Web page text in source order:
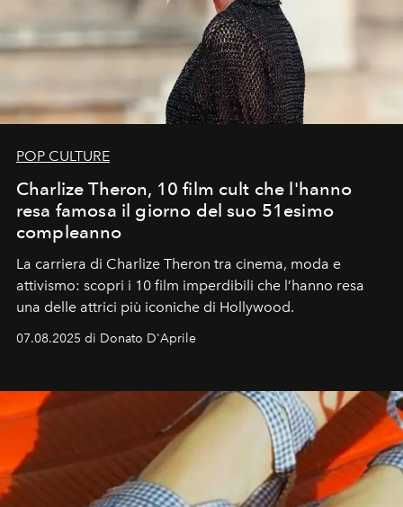
POP CULTURE
Charlize Theron, 10 film cult che l'hanno
resa famosa il giorno del suo 51esimo
compleanno
La carriera di Charlize Theron tra cinema, moda e
attivismo: scopri i 10 film imperdibili che l’hanno resa
una delle attrici più iconiche di Hollywood.
07.08.2025 di Donato D'Aprile